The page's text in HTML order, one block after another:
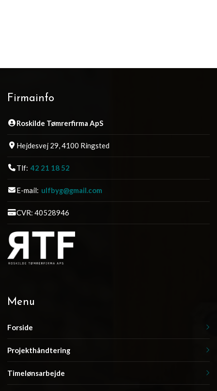
Firmainfo
Roskilde Tømrerfirma ApS
Hejdesvej 29, 4100 Ringsted
Tlf: 42 21 18 52
E-mail: ulfbyg@gmail.com
CVR: 40528946
Menu
Forside
Projekthåndtering
Timelønsarbejde